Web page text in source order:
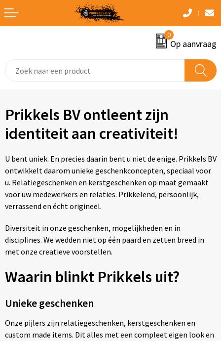
0
Op aanvraag
Eten en drinken
Feestartikelen
Kantoorartikelen
Kerst
Kinderen, Peuters en Baby's
Klokken, horloges en weerstations
Lampen en Gereedschap
Paraplu's
Persoonlijke verzorging
Reisbenodigdheden
Opvouwbare drinkfles
Reisbekers
Sportflessen
Thermosflessen en Thermosbekers
Veldflessen
Waterflesjes
Waterflessen
Fineliners
Vulpennen
Houten pennen
Luxe pennen
Kinderschrijfwaren
Potloden
Pennensets
Markeerstiften
Multifunctionele pennen
Pennen in unieke vormen
Caps, Hoeden en Mutsen
Dekens, Fleecedekens en Kussens
Gilets
Handschoenen en Sjaals
Jassen
Kledingaccessoires
Ondergoed, Sokken en Nachtkleding
Overhemden
Peuters en Baby's
Polo's
Autotassen
Boodschappentassen
Bowlingtassen
Clutches
Collegetassen
Crossbody tassen
Documententassen
Draagtassen
Duffeltassen
Fietstassen
Prikkels BV ontleent zijn
identiteit aan creativiteit!
U bent uniek. En precies daarin bent u niet de enige. Prikkels BV
ontwikkelt daarom unieke geschenkconcepten, speciaal voor
u. Relatiegeschenken en kerstgeschenken op maat gemaakt
voor uw medewerkers en relaties. Prikkelend, persoonlijk,
verrassend en écht origineel.
Diversiteit in onze geschenken, mogelijkheden en in
disciplines. We wedden niet op één paard en zetten breed in
met onze creatieve voorstellen.
Waarin blinkt Prikkels uit?
Unieke geschenken
Onze pijlers zijn relatiegeschenken, kerstgeschenken en
custom made items. Dit alles met een compleet eigen look en